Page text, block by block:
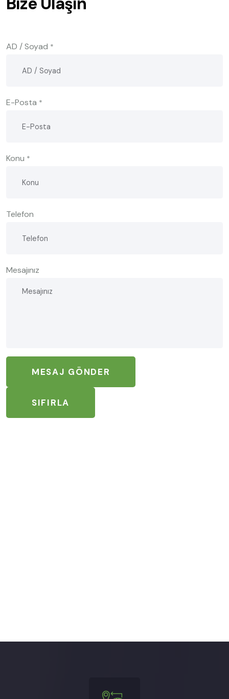
AD / Soyad *
E-Posta *
Konu *
Telefon
Mesajınız
MESAJ GÖNDER
SIFIRLA